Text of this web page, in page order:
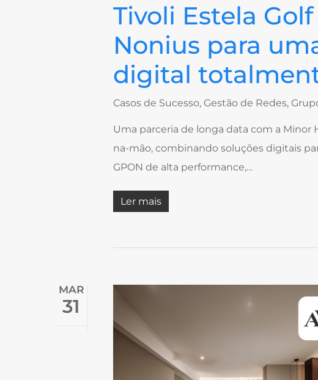
Tivoli Estela
Nonius para
digital
Casos de Sucesso, Gestão de Redes,
Uma parceria de longa data com a
na-mão, combinando soluções digitais
GPON de alta performance,…
Ler mais
MAR
31